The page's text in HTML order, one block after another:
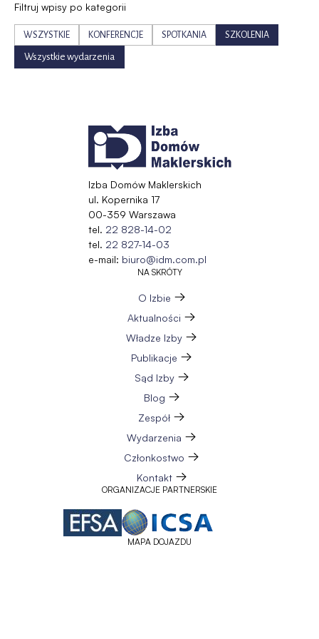
Filtruj wpisy po kategorii
WSZYSTKIE KONFERENCJE SPOTKANIA SZKOLENIA
Wszystkie wydarzenia
Izba Domów Maklerskich
ul. Kopernika 17
00-359 Warszawa
tel. 22 828-14-02
tel. 22 827-14-03
e-mail: biuro@idm.com.pl
NA SKRÓTY
O Izbie
Aktualności
Władze Izby
Publikacje
Sąd Izby
Blog
Zespół
Wydarzenia
Członkostwo
Kontakt
ORGANIZACJE PARTNERSKIE
MAPA DOJAZDU